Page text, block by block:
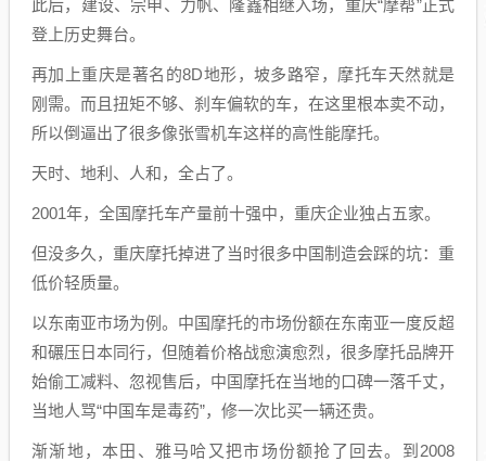
此后，建设、宗申、力帆、隆鑫相继入场，重庆“摩帮”正式
登上历史舞台。
再加上重庆是著名的8D地形，坡多路窄，摩托车天然就是
刚需。而且扭矩不够、刹车偏软的车，在这里根本卖不动，
所以倒逼出了很多像张雪机车这样的高性能摩托。
天时、地利、人和，全占了。
2001年，全国摩托车产量前十强中，重庆企业独占五家。
但没多久，重庆摩托掉进了当时很多中国制造会踩的坑：重
低价轻质量。
以东南亚市场为例。中国摩托的市场份额在东南亚一度反超
和碾压日本同行，但随着价格战愈演愈烈，很多摩托品牌开
始偷工减料、忽视售后，中国摩托在当地的口碑一落千丈，
当地人骂“中国车是毒药”，修一次比买一辆还贵。
渐渐地，本田、雅马哈又把市场份额抢了回去。到2008